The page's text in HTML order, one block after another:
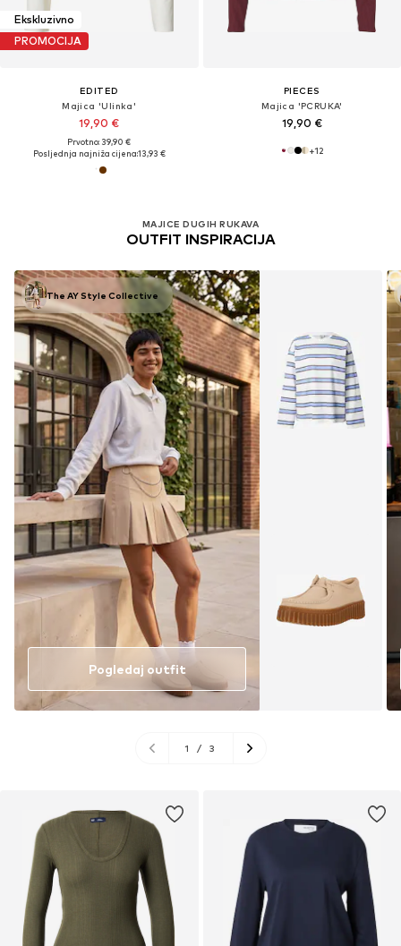
Ekskluzivno
PROMOCIJA
EDITED
Majica 'Ulinka'
19,90 €
Prvotno: 39,90 €
Posljednja najniža cijena:13,93 €
MAJICE DUGIH RUKAVA
OUTFIT INSPIRACIJA
The AY Style Collective
Pogledaj outfit
1 / 3
PIECES
Majica 'PCRUKA'
19,90 €
+12